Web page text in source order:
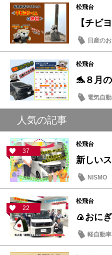
松飛台
【チビ
日産の
松飛台
🐬８月
電気自
日産の
人気の記事
37
松飛台
新しい
NISMO
22
松飛台
🍙おに
軽自動車